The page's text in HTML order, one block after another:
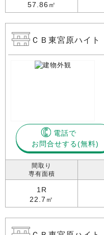
57.86㎡
ＣＢ東宮原ハイ
電話で
お問合せする
間取り
専有面積
1R
22.7㎡